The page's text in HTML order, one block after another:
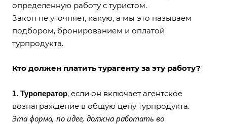
определенную работу с туристом.
Закон не уточняет, какую, а мы это называем
подбором, бронированием и оплатой
турпродукта.
Кто должен платить турагенту за эту работу?
1. Туроператор, если он включает агентское
вознаграждение в общую цену турпродукта.
Эта форма, по идее, должна работать во